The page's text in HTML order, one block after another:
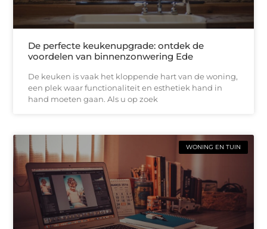
De perfecte keukenupgrade: ontdek de
voordelen van binnenzonwering Ede
De keuken is vaak het kloppende hart van de woning,
een plek waar functionaliteit en esthetiek hand in
hand moeten gaan. Als u op zoek
WONING EN TUIN